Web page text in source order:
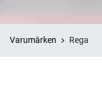
Varumärken Rega